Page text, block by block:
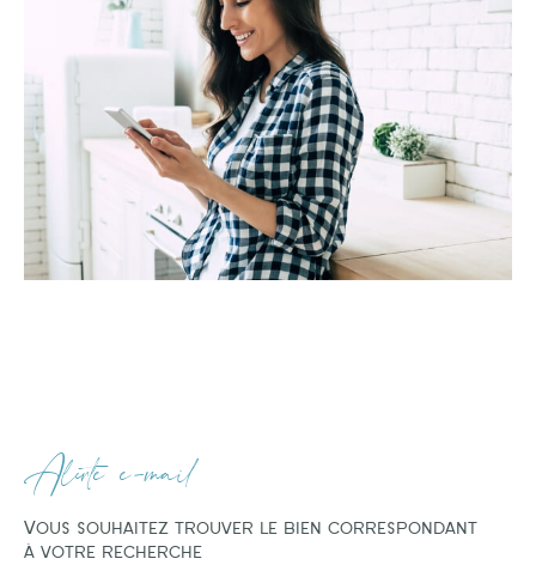
Alerte e-mail
Vous souhaitez trouver le bien correspondant
à votre recherche